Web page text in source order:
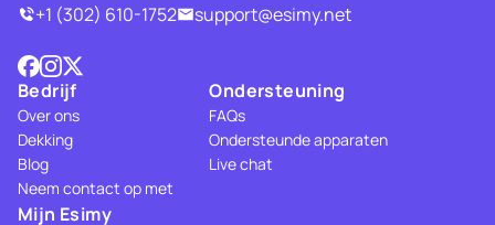
+1 (302) 610-1752
support@esimy.net
Bedrijf
Over ons
Dekking
Blog
Neem contact op met
Ondersteuning
FAQs
Ondersteunde apparaten
Live chat
Mijn Esimy